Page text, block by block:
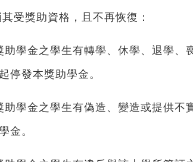
受獎助資格，且不再恢復：
助學金之學生有轉學、休學、退學
停發本獎助學金。
助學金之學生有偽造、變造或提供
金。